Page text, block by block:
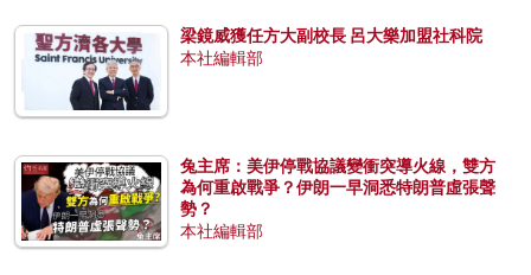
梁鏡威獲任方大副校長 呂大樂加盟社科院
本社編輯部
兔主席：美伊停戰協議變衝突導火線，雙方
為何重啟戰爭？伊朗一早洞悉特朗普虛張聲
勢？
本社編輯部